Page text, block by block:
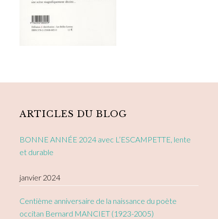
Sidebar
ARTICLES DU BLOG
BONNE ANNÉE 2024 avec L’ESCAMPETTE, lente
et durable
janvier 2024
Centième anniversaire de la naissance du poète
occitan Bernard MANCIET (1923-2005)